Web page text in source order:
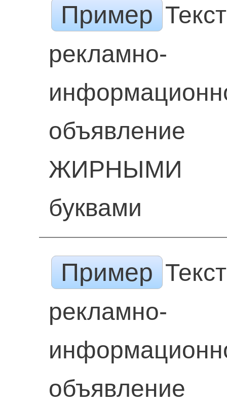
Пример
рекламно-
объявление
ЖИРНЫМИ
буквами
Пример
рекламно-
объявление